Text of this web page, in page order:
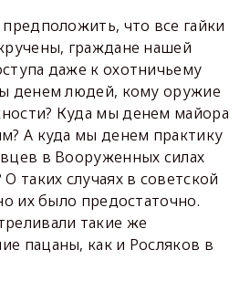
что все гайки
граждане нашей
даже к охотничьему
денем людей, кому оружие
Куда мы денем майора
А куда мы денем практику
в Вооруженных силах
таких случаях в советской
их было предостаточно.
такие же
пацаны, как и Росляков в